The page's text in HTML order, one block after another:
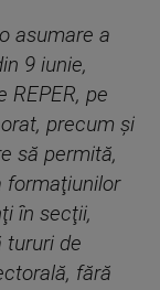
asumare a
9 iunie,
REPER, pe
precum şi
să permită,
formaţiunilor
în secţii,
tururi de
fără